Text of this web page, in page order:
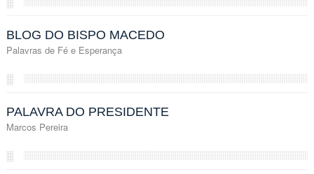
BLOG DO BISPO MACEDO
Palavras de Fé e Esperança
░
PALAVRA DO PRESIDENTE
Marcos Pereira
░